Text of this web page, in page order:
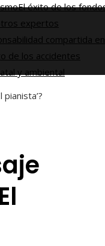
El éxito de los
expertos
compartida
de los accidentes
y ambiental